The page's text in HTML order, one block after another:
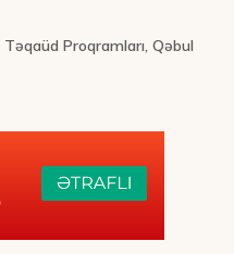
Proqramları, Qəbul